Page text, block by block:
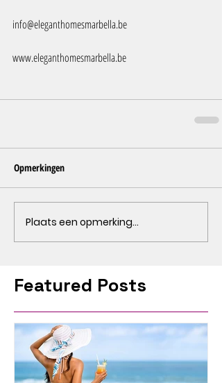
info@eleganthomesmarbella.be
www.eleganthomesmarbella.be
Opmerkingen
Plaats een opmerking...
Featured Posts